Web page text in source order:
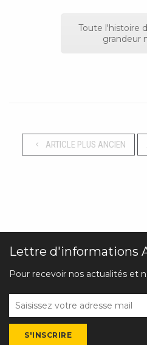
Toute l'histoire
grandeur
ARTICLE PLUS ANCIEN
Lettre d'informations
Pour recevoir nos actualités et